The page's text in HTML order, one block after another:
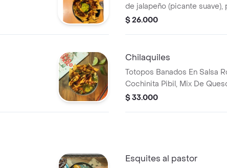
de jalapeño (picante suave),
guacamole, pico e gallo, sour
$ 26.000
Chilaquiles
Totopos Banados En Salsa
Cochinita Pibil, Mix De
Fresca, Cebolla Y Cilantro.
$ 33.000
Esquites al pastor